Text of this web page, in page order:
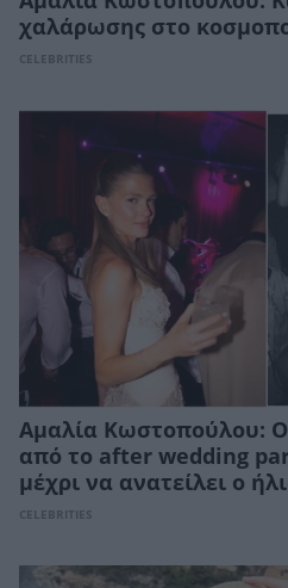
χαλάρωσης στο
CELEBRITIES
Αμαλία Κωστοπούλου:
από το after wedding
μέχρι να ανατείλει ο
CELEBRITIES